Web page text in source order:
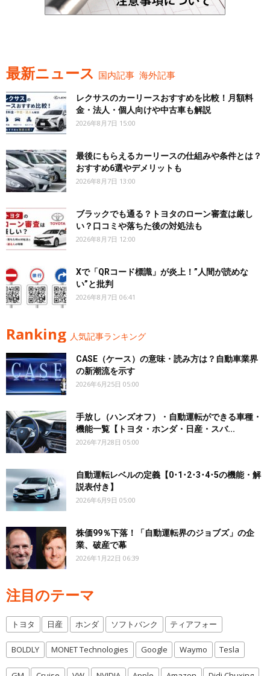
最新ニュース 国内記事 海外記事
レクサスのカーリースおすすめを比較！月額料
金・法人・個人向けや中古車も解説
2026年8月7日 15:00
最後にもらえるカーリースの仕組みや条件とは？
おすすめ6選やデメリットも
2026年8月7日 13:00
ブラックでも通る？トヨタのローン審査は厳し
い？口コミや落ちた後の対処法も
2026年8月7日 12:00
Xで「QRコード標識」が炎上！”人間が読めな
い”と批判
2026年8月7日 06:41
Ranking 人気記事ランキング
CASE（ケース）の意味・読み方は？自動車業界
の新潮流を示す
2026年6月25日 05:00
手放し（ハンズオフ）・自動運転ができる車種・
機能一覧【トヨタ・ホンダ・日産・スバ...
2026年7月28日 05:00
自動運転レベルの定義【0･1･2･3･4･5の機能・解
説表付き】
2026年6月9日 05:00
株価99％下落！「自動運転界のジョブズ」の企
業、破産で幕
2026年1月22日 06:39
注目のテーマ
トヨタ 日産 ホンダ ソフトバンク ティアフォー
BOLDLY MONET Technologies Google Waymo Tesla